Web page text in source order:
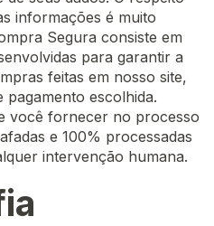
informações é muito
Segura consiste em
para garantir a
feitas em nosso site,
pagamento escolhida.
você fornecer no processo
e 100% processadas
intervenção humana.